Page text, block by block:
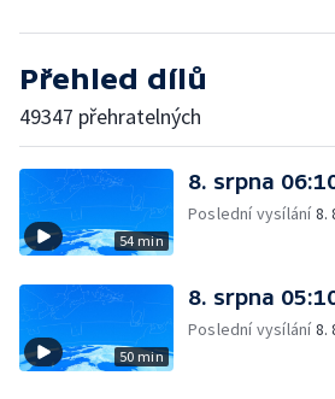
Přehled dílů
49347 přehratelných
54 min
8. srpna
Poslední vysílání8.
50 min
8. srpna
Poslední vysílání8.